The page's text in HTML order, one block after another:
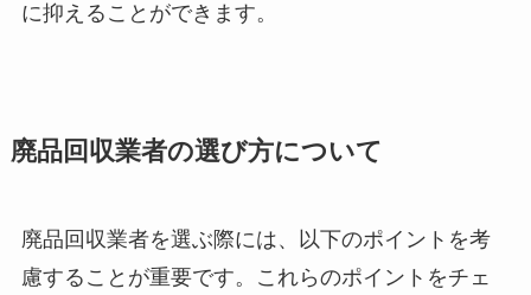
に抑えることができます。
廃品回収業者の選び方について
廃品回収業者を選ぶ際には、以下のポイントを考
慮することが重要です。これらのポイントをチェ